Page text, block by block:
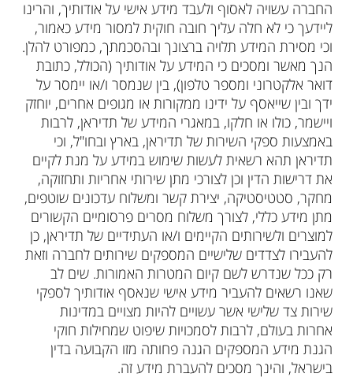
החברה עשויה לאסוף ולעבד מידע אישי על אודותיך, והרינו
ליידעך כי לא חלה עליך חובה חוקית למסור מידע כאמור,
וכי מסירת המידע תלויה ברצונך ובהסכמתך, כמפורט להלן.
הנך מאשר ומסכים כי המידע על אודותיך (הכולל, כתובת
דואר אלקטרוני ומספר טלפון), בין שנמסר ו/או יימסר על
ידך ובין שייאסף על ידינו ממקורות או מגופים אחרים, יוחזק
ויישמר, כולו או חלקו, במאגרי המידע של תדיראן, לרבות
באמצעות ספקי השירות של תדיראן, בארץ ובחו"ל, וכי
תדיראן תהא רשאית לעשות שימוש במידע על מנת לקיים
את דרישות הדין וכן לצורכי מתן שירותי אחריות ותחזוקה,
מחקר, סטטיסטיקה, יצירת קשר ומשלוח עדכונים שוטפים,
מתן מידע כללי, לצורך משלוח מסרים פרסומיים הקשורים
למוצרים ולשירותים הקיימים ו/או העתידיים של תדיראן, כן
להעבירו לצדדים שלישיים המספקים שירותים לחברה וזאת
רק ככל שנדרש לשם קיום המטרות האמורות. שים לב
שאנו רשאים להעביר מידע אישי שנאסף אודותיך לספקי
שירות צד שלישי אשר עשויים להיות מצויים במדינות
אחרות בעולם, לרבות לסמכויות שיפוט שמחילות חוקי
הגנת מידע המספקים הגנה פחותה מזו הקבועה בדין
בישראל, והינך מסכים להעברת מידע זה.